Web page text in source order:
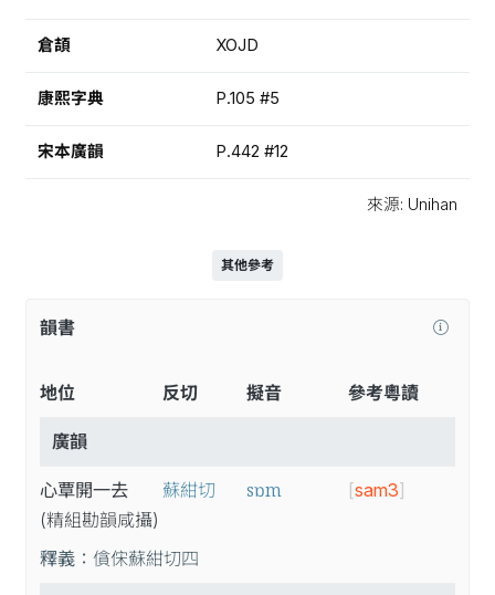
倉頡 XOJD
康熙字典 P.105 #5
宋本廣韻 P.442 #12
來源: Unihan
其他參考
韻書
地位 反切 擬音 參考粵讀
廣韻
心覃開一去
(精組勘韻咸攝)
蘇紺切 sɒm [sam3]
釋義： 僋俕蘇紺切四